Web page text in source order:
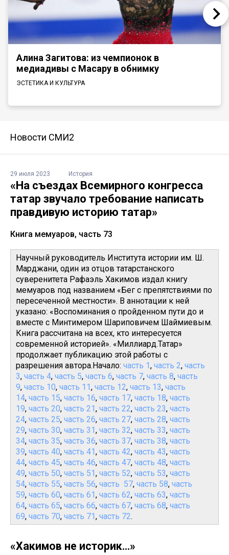
Алина Загитова: из чемпионок в
медиадивы с Масару в обнимку
ЭСТЕТИКА И КУЛЬТУРА
Новости СМИ2
29 июля 2023 История
«На съездах Всемирного конгресса
татар звучало требование написать
правдивую историю татар»
Книга мемуаров, часть 73
Научный руководитель Института истории им. Ш.
Марджани, один из отцов татарстанского
суверенитета Рафаэль Хакимов издал книгу
мемуаров под названием «Бег с препятствиями по
пересеченной местности». В аннотации к ней
указано: «Воспоминания о пройденном пути до и
вместе с Минтимером Шариповичем Шаймиевым.
Книга рассчитана на всех, кто интересуется
современной историей». «Миллиард.Татар»
продолжает публикацию этой работы с
разрешения автора.Начало: часть 1 , часть 2, часть
3, часть 4, часть 5, часть 6, часть 7, часть 8, часть
9, часть 10, часть 11 , часть 12, часть 13, часть
14, часть 15, часть 16, часть 17, часть 18, часть
19, часть 20, часть 21 , часть 22, часть 23, часть
24, часть 25, часть 26, часть 27, часть 28, часть
29, часть 30, часть 31 , часть 32, часть 33, часть
34, часть 35, часть 36, часть 37, часть 38, часть
39, часть 40, часть 41 , часть 42, часть 43, часть
44, часть 45, часть 46, часть 47, часть 48, часть
49, часть 50, часть 51 , часть 52, часть 53, часть
54, часть 55, часть 56, часть 57, часть 58, часть
59, часть 60, часть 61 , часть 62, часть 63, часть
64, часть 65, часть 66, часть 67, часть 68, часть
69, часть 70, часть 71 , часть 72.
«Хакимов не историк...»